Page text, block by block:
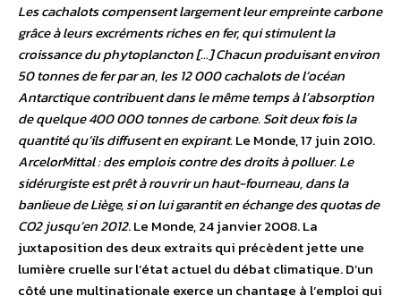
Les cachalots compensent largement leur empreinte carbone
grâce à leurs excréments riches en fer, qui stimulent la
croissance du phytoplancton […] Chacun produisant environ
50 tonnes de fer par an, les 12 000 cachalots de l’océan
Antarctique contribuent dans le même temps à l’absorption
de quelque 400 000 tonnes de carbone. Soit deux fois la
quantité qu’ils diffusent en expirant.Le Monde, 17 juin 2010.
ArcelorMittal : des emplois contre des droits à polluer. Le
sidérurgiste est prêt à rouvrir un haut-fourneau, dans la
banlieue de Liège, si on lui garantit en échange des quotas de
CO2 jusqu’en 2012. Le Monde, 24 janvier 2008. La
juxtaposition des deux extraits qui précèdent jette une
lumière cruelle sur l’état actuel du débat climatique. D’un
côté une multinationale exerce un chantage à l’emploi qui